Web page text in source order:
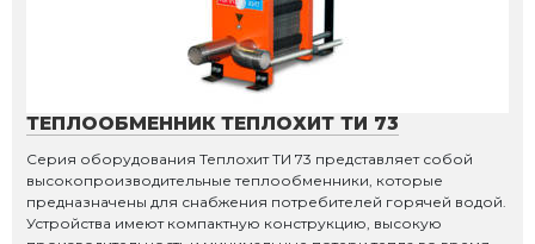
ТЕПЛООБМЕННИК ТЕПЛОХИТ ТИ 73
Серия оборудования Теплохит ТИ 73 представляет собой
высокопроизводительные теплообменники, которые
предназначены для снабжения потребителей горячей водой.
Устройства имеют компактную конструкцию, высокую